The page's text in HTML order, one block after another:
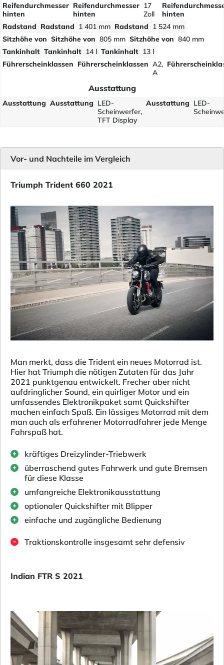
Reifendurchmesser
hinten
Reifendurchmesser
hinten
17
Zoll
hinten
Radstand Radstand 1 401 mm Radstand
1 524 mm
Sitzhöhe von Sitzhöhe von 805 mm Sitzhöhe von 840 mm
Tankinhalt Tankinhalt 14 l Tankinhalt 13 l
Führerscheinklassen Führerscheinklassen A2,
A
Ausstattung
Ausstattung Ausstattung LED-
Scheinwerfer,
TFT Display
Ausstattung LED-
Vor- und Nachteile im Vergleich
Triumph Trident 660 2021
Man merkt, dass die Trident ein neues Motorrad ist.
Hier hat Triumph die nötigen Zutaten für das Jahr
2021 punktgenau entwickelt. Frecher aber nicht
aufdringlicher Sound, ein quirliger Motor und ein
umfassendes Elektronikpaket samt Quickshifter
machen einfach Spaß. Ein lässiges Motorrad mit dem
man auch als erfahrener Motorradfahrer jede Menge
Fahrspaß hat.
kräftiges Dreizylinder-Triebwerk
überraschend gutes Fahrwerk und gute Bremsen
für diese Klasse
umfangreiche Elektronikausstattung
optionaler Quickshifter mit Blipper
einfache und zugängliche Bedienung
Traktionskontrolle insgesamt sehr defensiv
Indian FTR S 2021